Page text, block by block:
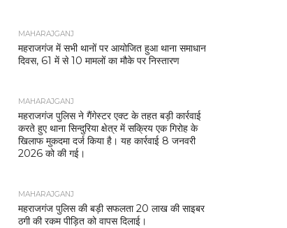
MAHARAJGANJ
महराजगंज में सभी थानों पर आयोजित हुआ थाना समाधान
दिवस, 61 में से 10 मामलों का मौके पर निस्तारण
MAHARAJGANJ
महराजगंज पुलिस ने गैंगेस्टर एक्ट के तहत बड़ी कार्रवाई
करते हुए थाना सिन्दुरिया क्षेत्र में सक्रिय एक गिरोह के
खिलाफ मुकदमा दर्ज किया है। यह कार्रवाई 8 जनवरी
2026 को की गई।
MAHARAJGANJ
महराजगंज पुलिस की बड़ी सफलता 20 लाख की साइबर
ठगी की रकम पीड़ित को वापस दिलाई।